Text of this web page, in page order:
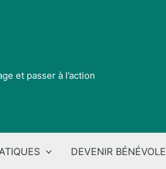
et passer à l’action
DEVENIR BÉNÉVOLE